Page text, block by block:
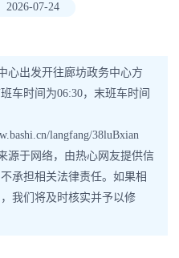
2026-07-24
心出发开往廊坊政务中心方
车时间为06:30，末班车时间
langfang/38luBxian
源于网络，由热心网友提供信
承担相关法律责任。如果相
我们将及时核实并予以修